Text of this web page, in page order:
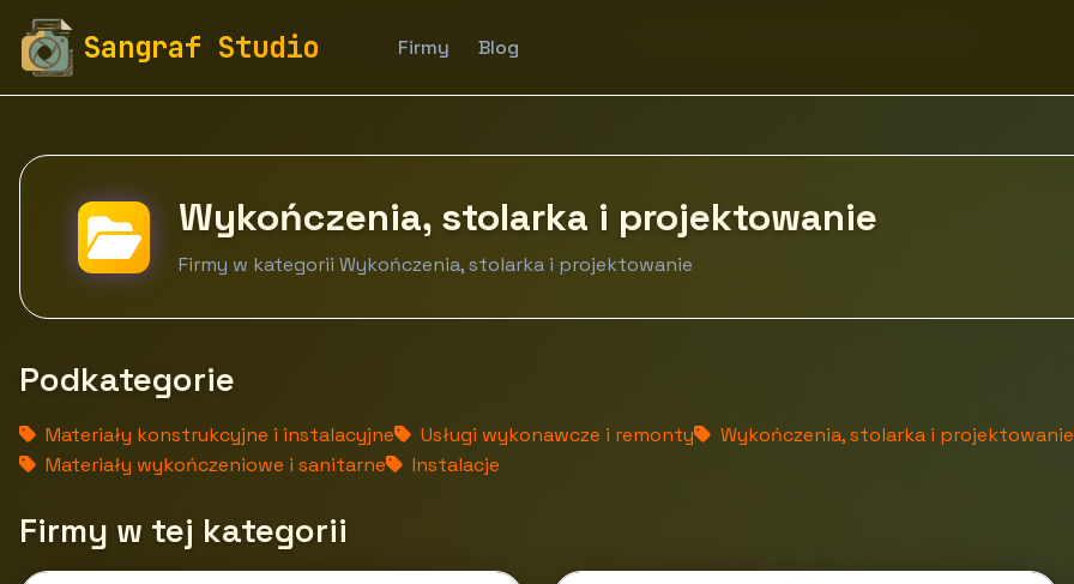
Sangraf Studio Firmy Blog
fototapety-sangraf.pl Firmy
Wykończenia, stolarka i projektowanie
Firmy w kategorii Wykończenia, stolarka i projektowanie
Podkategorie
Materiały konstrukcyjne i instalacyjne Usługi wykonawcze i remonty Wykończenia, stolarka i projektowanie
Materiały wykończeniowe i sanitarne
Instalacje
Firmy w tej kategorii